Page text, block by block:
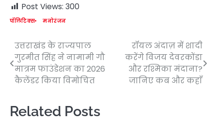
Post Views: 300
पॉलिटिक्स मनोरंजन
Post
navigation
उत्तराखंड के राज्यपाल
गुरमीत सिंह ने नामामी गौ
मात्रम फाउंडेशन का 2026
कैलेंडर किया विमोचित
रॉयल अंदाज़ में शादी
करेंगे विजय देवरकोंडा
और रश्मिका मंदाना?
जानिए कब और कहाँ
Related Posts